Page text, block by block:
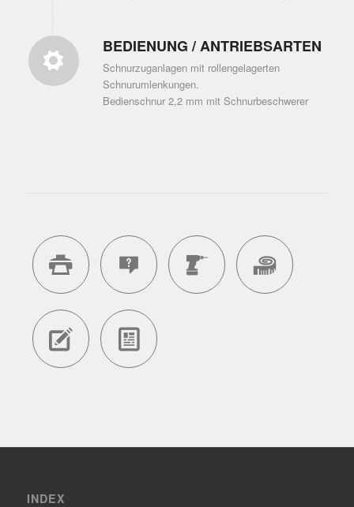
BEDIENUNG / ANTRIEBSARTEN
Schnurzuganlagen mit rollengelagerten
Schnurumlenkungen.
Bedienschnur 2,2 mm mit Schnurbeschwerer
INDEX